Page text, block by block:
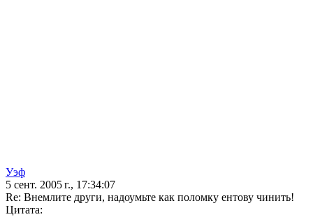
Уэф
5 сент. 2005 г., 17:34:07
Re: Внемлите други, надоумьте как поломку ентову чинить!
Цитата: